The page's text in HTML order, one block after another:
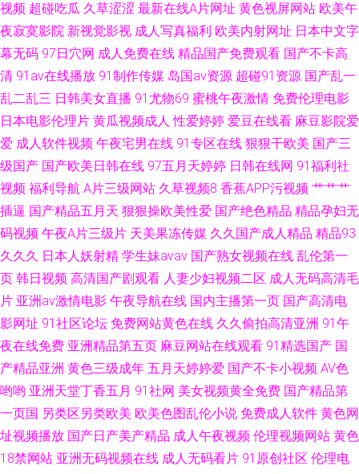
视频 超碰吃瓜 久草涩涩 最新在线A片网址 黄色视屏网站 欧美午
夜寂寞影院 新视觉影视 成人写真福利 欧美内射网址 日本中文字
幕无码 97日穴网 成人免费在线 精品国产免费观看 国产不卡高
清 91av在线播放 91制作传媒 岛国av资源 超碰91资源 国产乱一
乱二乱三 日韩美女直播 91尤物69 蜜桃午夜激情 免费伦理电影
日本电影伦理片 黄瓜视频成人 性爱婷婷 爱豆在线看 麻豆影院爱
爱 成人软件视频 午夜宅男在线 91专区在线 狠狠干欧美 国产三
级国产 国产欧美日韩在线 97五月天婷婷 日韩在线网 91福利社
视频 福利导航 A片三级网站 久草视频8 香蕉APP污视频 艹艹艹
插逼 国产精品五月天 狠狠操欧美性爱 国产绝色精品 精品孕妇无
码视频 午夜A片三级片 天美果冻传媒 久久国产成人精品 精品93
久久久 日本人妖射精 学生妹avav 国产熟女视频在线 乱伦第一
页 韩日视频 高清国产剧观看 人妻少妇视频二区 成人无码高清毛
片 亚洲av激情电影 午夜导航在线 国内主播第一页 国产高清电
影网址 91社区论坛 免费网站黄色在线 久久偷拍高清亚洲 91午
夜在线免费 亚洲精品第五页 麻豆网站在线观看 91精选国产 国
产精品亚洲 黄色三级成年 五月天婷婷爱 国产不卡小视频 AV色
哟哟 亚洲天堂丁香五月 91社网 美女视频黄全免费 国产精品第
一页国 另类区另类欧美 欧美色图乱伦小说 免费成人软件 黄色网
址视频播放 国产日产美产精品 成人午夜视频 伦理视频网站 黄色
18禁网站 亚洲无码视频在线 成人无码看片 91原创社区 伦理电